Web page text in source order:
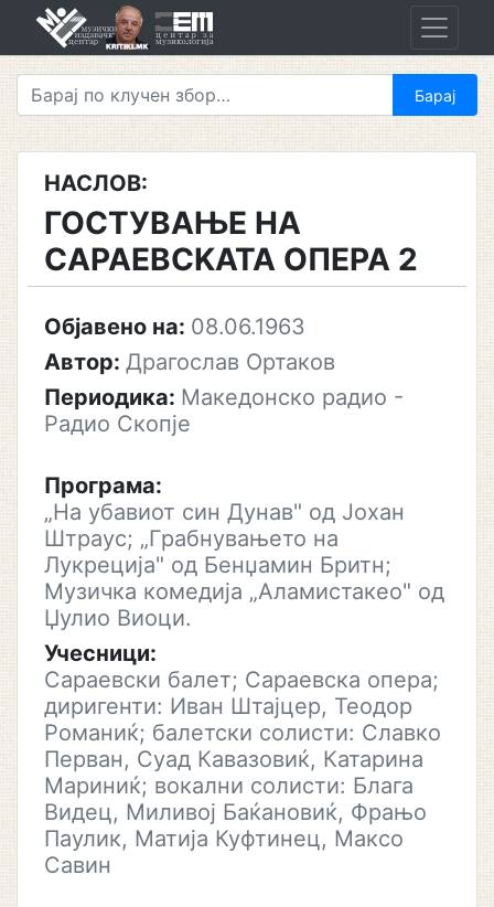
НАСЛОВ:
ГОСТУВАЊЕ HA
CAPAEBCKATA ОПЕРА 2
Објавено на: 08.06.1963
Автор: Драгослав Ортаков
Периодика: Македонско радио -
Радио Скопје
Програма:
„На убавиот син Дунав" од Јохан
Штраус; „Грабнувањето на
Лукреција" од Бенџамин Бритн;
Музичка комедија „Аламистакео" од
Џулио Виоци.
Учесници:
Сараевски балет; Сараевска опера;
диригенти: Иван Штајцер, Теодор
Романиќ; балетски солисти: Славко
Перван, Суад Кавазовиќ, Катарина
Мариниќ; вокални солисти: Блага
Видец, Миливој Баќановиќ, Фрањо
Паулик, Матија Куфтинец, Максо
Савин